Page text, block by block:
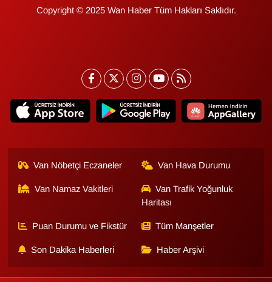
Copyright © 2025 Wan Haber Tüm Hakları Saklıdır.
Van Nöbetçi Eczaneler Van Hava Durumu
Van Namaz Vakitleri
Van Trafik Yoğunluk
Haritası
Puan Durumu ve Fikstür Tüm Manşetler
Son Dakika Haberleri Haber Arşivi